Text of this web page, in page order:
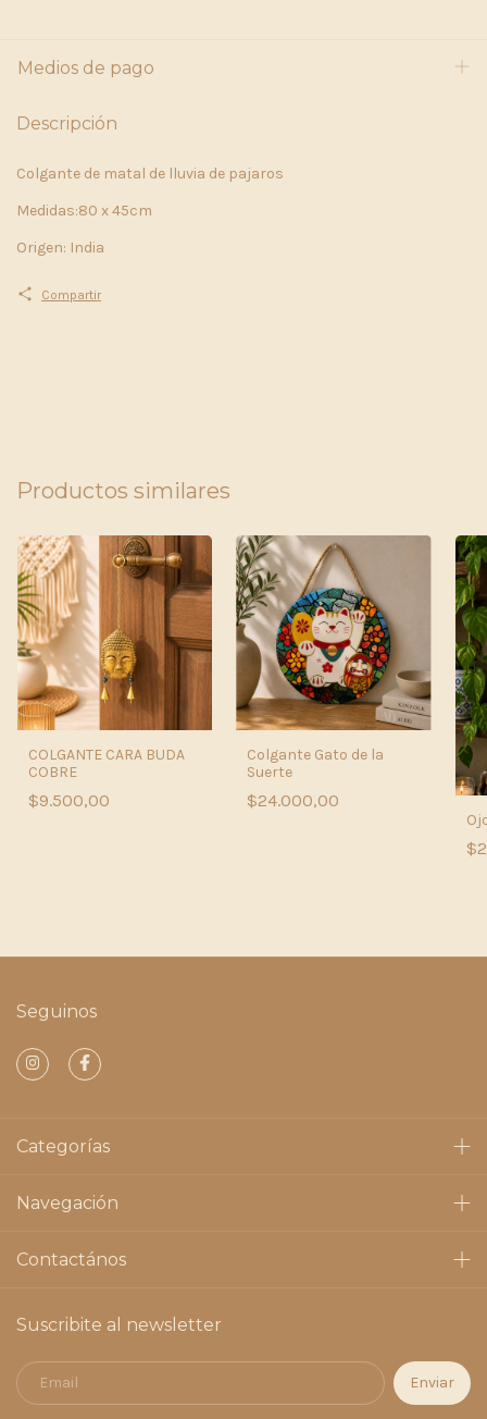
Medios de pago
Descripción
Colgante de matal de lluvia de pajaros
Medidas:80 x 45cm
Origen: India
Compartir
Productos similares
COLGANTE CARA BUDA
COBRE
$9.500,00
Colgante Gato de la
Suerte
$24.000,00
Seguinos
Categorías
Navegación
Contactános
Suscribite al newsletter